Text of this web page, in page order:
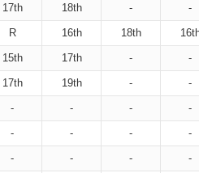
17th 18th - -
R 16th 18th
15th 17th - -
17th 19th - -
- - - -
- - - -
- - - -